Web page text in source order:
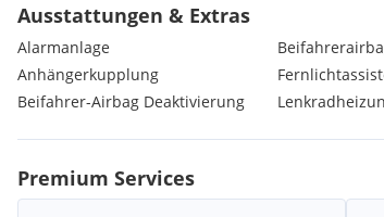
Services, Connected Package Profession, Personal
Lautsprechersystem, Innovationspaket, Komfort
Zusatzumfänge, Automatische Verriegelung be,
Zusatzfunktion, Steuerung FAS 18, Steuerung
Heizungssteuerung
Sonnenschutzverglasung
Ausstattungen & Extras
Alarmanlage
Anhängerkupplung
Beifahrer-Airbag Deaktivierung
Premium Services